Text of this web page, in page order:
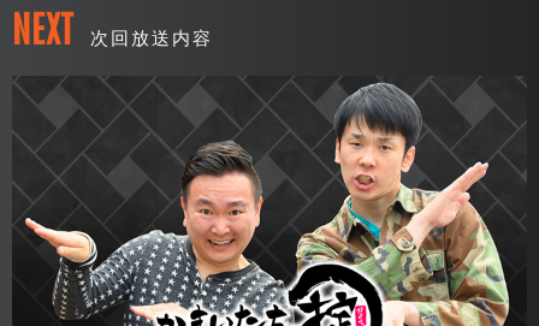
NEXT 次回放送内容